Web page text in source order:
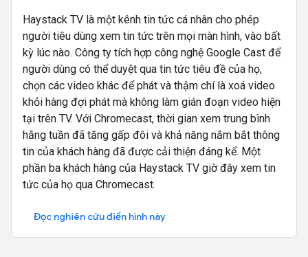
Haystack TV là một kênh tin tức cá nhân cho phép
người tiêu dùng xem tin tức trên mọi màn hình, vào bất
kỳ lúc nào. Công ty tích hợp công nghệ Google Cast để
người dùng có thể duyệt qua tin tức tiêu đề của họ,
chọn các video khác để phát và thậm chí là xoá video
khỏi hàng đợi phát mà không làm gián đoạn video hiện
tại trên TV. Với Chromecast, thời gian xem trung bình
hằng tuần đã tăng gấp đôi và khả năng nắm bắt thông
tin của khách hàng đã được cải thiện đáng kể. Một
phần ba khách hàng của Haystack TV giờ đây xem tin
tức của họ qua Chromecast.
Đọc nghiên cứu điển hình này